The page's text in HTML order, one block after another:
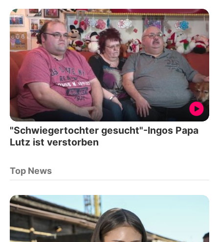
"Schwiegertochter gesucht"-Ingos Papa
Lutz ist verstorben
Top News